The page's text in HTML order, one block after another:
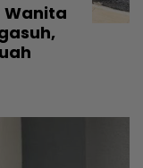
Wanita